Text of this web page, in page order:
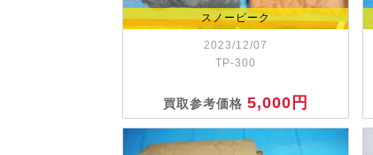
スノーピーク
2023/12/07
TP-300
買取参考価格5,000円